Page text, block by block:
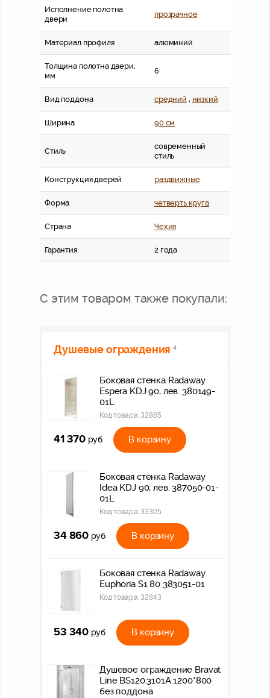
Исполнение полотна
двери
прозрачное
Материал профиля алюминий
Толщина полотна двери,
мм
6
Вид поддона средний , низкий
Ширина 90 см
Стиль
современный
стиль
Конструкция дверей раздвижные
Форма четверть круга
Страна Чехия
Гарантия 2 года
С этим товаром также покупали:
Душевые ограждения 4
Боковая стенка Radaway
Espera KDJ 90, лев. 380149-
01L
Код товара:32885
41 370 руб В корзину
Боковая стенка Radaway
Idea KDJ 90, лев. 387050-01-
01L
Код товара:33305
34 860 руб В корзину
Боковая стенка Radaway
Euphoria S1 80 383051-01
Код товара:32843
53 340 руб В корзину
Душевое ограждение Bravat
Line BS120.3101A 1200*800
без поддона